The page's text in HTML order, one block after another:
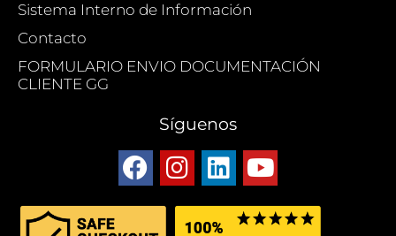
Sistema Interno de Información
Contacto
FORMULARIO ENVIO DOCUMENTACIÓN
CLIENTE GG
Síguenos